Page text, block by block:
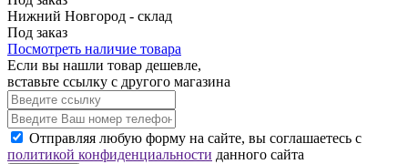
Нижний Новгород - склад
Под заказ
Посмотреть наличие товара
Если вы нашли товар дешевле,
вставьте ссылку с другого магазина
Отправляя любую форму на сайте, вы соглашаетесь с
политикой конфиденциальности данного сайта